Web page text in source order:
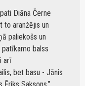
Diāna Černe
to aranžējis un
paliekošs un
balss
arī
bet basu - Jānis